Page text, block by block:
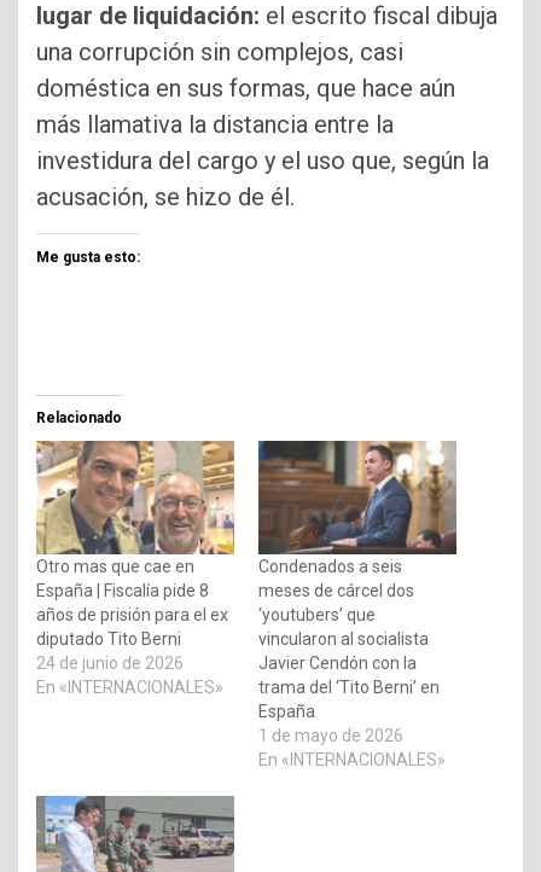
lugar de liquidación: el escrito fiscal dibuja
una corrupción sin complejos, casi
doméstica en sus formas, que hace aún
más llamativa la distancia entre la
investidura del cargo y el uso que, según la
acusación, se hizo de él.
Me gusta esto:
Relacionado
Otro mas que cae en
España | Fiscalía pide 8
años de prisión para el ex
diputado Tito Berni
24 de junio de 2026
En «INTERNACIONALES»
Condenados a seis
meses de cárcel dos
‘youtubers’ que
vincularon al socialista
Javier Cendón con la
trama del ‘Tito Berni’ en
España
1 de mayo de 2026
En «INTERNACIONALES»